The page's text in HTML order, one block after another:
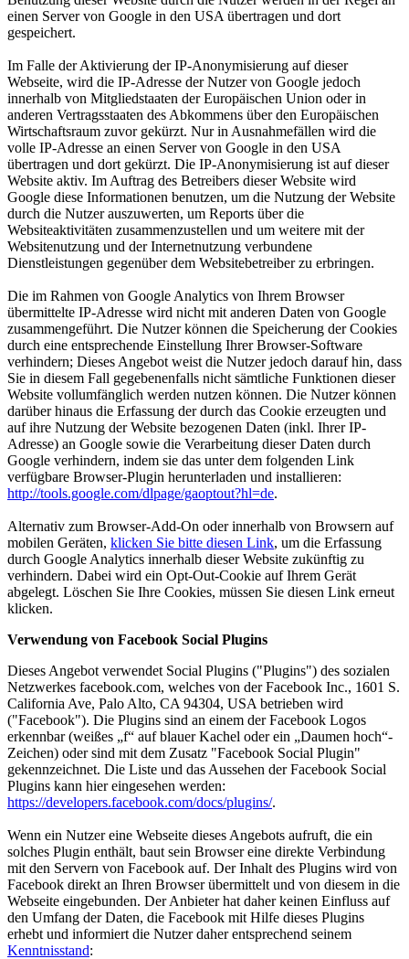
einen Server von Google in den USA übertragen und dort
gespeichert.
Im Falle der Aktivierung der IP-Anonymisierung auf dieser
Webseite, wird die IP-Adresse der Nutzer von Google jedoch
innerhalb von Mitgliedstaaten der Europäischen Union oder in
anderen Vertragsstaaten des Abkommens über den Europäischen
Wirtschaftsraum zuvor gekürzt. Nur in Ausnahmefällen wird die
volle IP-Adresse an einen Server von Google in den USA
übertragen und dort gekürzt. Die IP-Anonymisierung ist auf dieser
Website aktiv. Im Auftrag des Betreibers dieser Website wird
Google diese Informationen benutzen, um die Nutzung der Website
durch die Nutzer auszuwerten, um Reports über die
Websiteaktivitäten zusammenzustellen und um weitere mit der
Websitenutzung und der Internetnutzung verbundene
Dienstleistungen gegenüber dem Websitebetreiber zu erbringen.
Die im Rahmen von Google Analytics von Ihrem Browser
übermittelte IP-Adresse wird nicht mit anderen Daten von Google
zusammengeführt. Die Nutzer können die Speicherung der Cookies
durch eine entsprechende Einstellung Ihrer Browser-Software
verhindern; Dieses Angebot weist die Nutzer jedoch darauf hin, dass
Sie in diesem Fall gegebenenfalls nicht sämtliche Funktionen dieser
Website vollumfänglich werden nutzen können. Die Nutzer können
darüber hinaus die Erfassung der durch das Cookie erzeugten und
auf ihre Nutzung der Website bezogenen Daten (inkl. Ihrer IP-
Adresse) an Google sowie die Verarbeitung dieser Daten durch
Google verhindern, indem sie das unter dem folgenden Link
verfügbare Browser-Plugin herunterladen und installieren:
http://tools.google.com/dlpage/gaoptout?hl=de.
Alternativ zum Browser-Add-On oder innerhalb von Browsern auf
mobilen Geräten, klicken Sie bitte diesen Link, um die Erfassung
durch Google Analytics innerhalb dieser Website zukünftig zu
verhindern. Dabei wird ein Opt-Out-Cookie auf Ihrem Gerät
abgelegt. Löschen Sie Ihre Cookies, müssen Sie diesen Link erneut
klicken.
Verwendung von Facebook Social Plugins
Dieses Angebot verwendet Social Plugins ("Plugins") des sozialen
Netzwerkes facebook.com, welches von der Facebook Inc., 1601 S.
California Ave, Palo Alto, CA 94304, USA betrieben wird
("Facebook"). Die Plugins sind an einem der Facebook Logos
erkennbar (weißes „f“ auf blauer Kachel oder ein „Daumen hoch“-
Zeichen) oder sind mit dem Zusatz "Facebook Social Plugin"
gekennzeichnet. Die Liste und das Aussehen der Facebook Social
Plugins kann hier eingesehen werden:
https://developers.facebook.com/docs/plugins/.
Wenn ein Nutzer eine Webseite dieses Angebots aufruft, die ein
solches Plugin enthält, baut sein Browser eine direkte Verbindung
mit den Servern von Facebook auf. Der Inhalt des Plugins wird von
Facebook direkt an Ihren Browser übermittelt und von diesem in die
Webseite eingebunden. Der Anbieter hat daher keinen Einfluss auf
den Umfang der Daten, die Facebook mit Hilfe dieses Plugins
erhebt und informiert die Nutzer daher entsprechend seinem
Kenntnisstand: